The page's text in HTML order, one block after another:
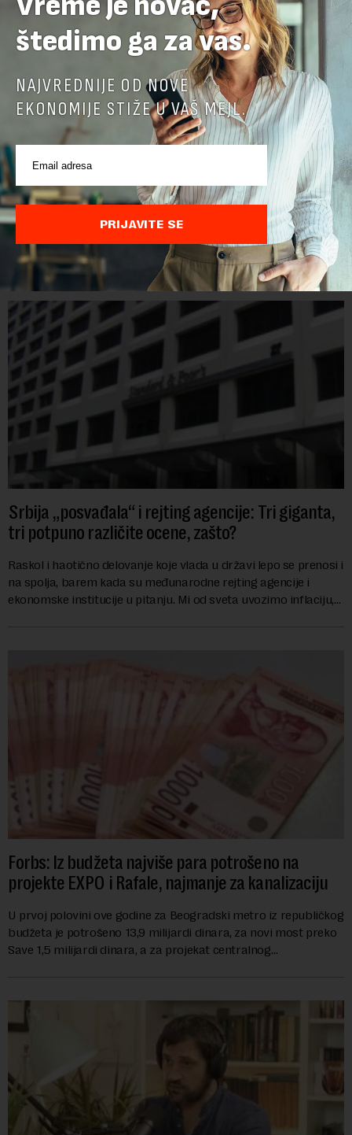
Kada će se Beograđani voziti u klimatizovanom
prevozu: Od 113 tramvaja, samo u 15 radi klima
Ovih dana nijedan od 30 tramvaja marke CAF ("Kaf") ne
učestvuje u beogradskom saobraćaju, pa GSP mora da se
oslanja na stara vozila bez klima uređaja, kažu za Novu
ekonomiju iz Sindikata Centar – GSP i Centr...
Srbija „posvađala“ i rejting agencije: Tri giganta,
tri potpuno različite ocene, zašto?
Raskol i haotično delovanje koje vlada u državi lepo se prenosi i
na spolja, barem kada su međunarodne rejting agencije i
ekonomske institucije u pitanju. Mi od sveta uvozimo inflaciju,
Forbs: Iz budžeta najviše para potrošeno na
projekte EXPO i Rafale, najmanje za kanalizaciju
U prvoj polovini ove godine za Beogradski metro iz republičkog
budžeta je potrošeno 13,9 milijardi dinara, za novi most preko
Save 1,5 milijardi dinara, a za projekat centralnog
štedimo ga za vas.
NAJVREDNIJE OD NOVE
EKONOMIJE STIŽE U VAŠ MEJL.
PRIJAVITE SE